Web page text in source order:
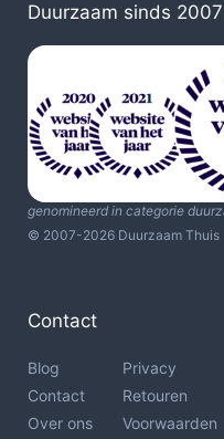
Duurzaam sinds 2007
genomineerd in categorie
© 2007-2026 Duurzaam Thuis
Contact
Blog
Contact
Over ons
Privacy
Retouren
Voorwaarden